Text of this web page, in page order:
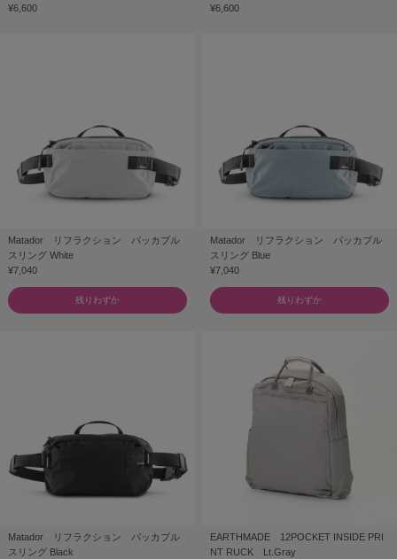
¥6,600
¥6,600
Matador リフラクション パッカブル
スリング White
¥7,040
残りわずか
Matador リフラクション パッカブル
スリング Blue
¥7,040
残りわずか
Matador リフラクション パッカブル
スリング Black
EARTHMADE 12POCKET INSIDE PRI
NT RUCK Lt.Gray